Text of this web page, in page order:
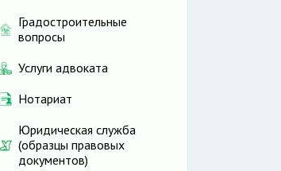
Градостроительные
вопросы
Услуги адвоката
Нотариат
Юридическая служба
(образцы правовых
документов)